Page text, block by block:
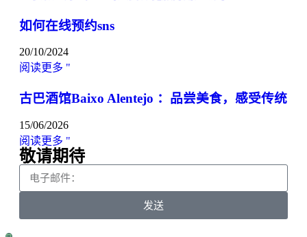
如何在线预约sns
20/10/2024
阅读更多 "
古巴酒馆Baixo Alentejo ：品尝美食，感受传统
15/06/2026
阅读更多 "
敬请期待
发送